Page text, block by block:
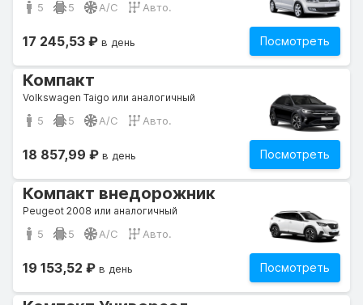
5 5 A/C Авто.
Посмотреть
17 245,53 ₽ в день
Компакт
Volkswagen Taigo или аналогичный
5 5 A/C Авто.
Посмотреть
18 857,99 ₽ в день
Компакт внедорожник
Peugeot 2008 или аналогичный
5 5 A/C Авто.
Посмотреть
19 153,52 ₽ в день